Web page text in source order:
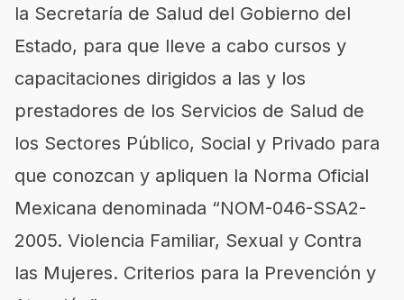
la Secretaría de Salud del Gobierno del
Estado, para que lleve a cabo cursos y
capacitaciones dirigidos a las y los
prestadores de los Servicios de Salud de
los Sectores Público, Social y Privado para
que conozcan y apliquen la Norma Oficial
Mexicana denominada “NOM-046-SSA2-
2005. Violencia Familiar, Sexual y Contra
las Mujeres. Criterios para la Prevención y